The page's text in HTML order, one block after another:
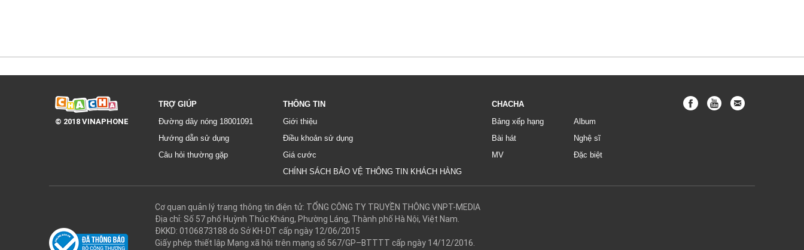
© 2018 VINAPHONE
TRỢ GIÚP
Đường dây nóng 18001091
Hướng dẫn sử dụng
Câu hỏi thường gặp
THÔNG TIN
Giới thiệu
Điều khoản sử dụng
Giá cước
CHÍNH SÁCH BẢO VỆ THÔNG TIN KHÁCH HÀNG
CHACHA
Bảng xếp hạng
Bài hát
MV
Album
Nghệ sĩ
Đặc biệt
Cơ quan quản lý trang thông tin điện tử: TỔNG CÔNG TY TRUYỀN THÔNG VNPT-MEDIA
Địa chỉ: Số 57 phố Huỳnh Thúc Kháng, Phường Láng, Thành phố Hà Nội, Việt Nam.
ĐKKD: 0106873188 do Sở KH-DT cấp ngày 12/06/2015
Giấy phép thiết lập Mạng xã hội trên mạng số 567/GP–BTTTT cấp ngày 14/12/2016.